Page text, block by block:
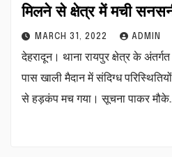
मिलने से क्षेत्र में मची
MARCH 31, 2022 ADMIN
देहरादून। थाना रायपुर क्षेत्र के
पास खाली मैदान में संदिग्ध
से हड़कंप मच गया। सूचना पाकर